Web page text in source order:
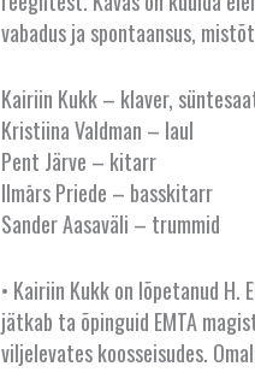
vabadus ja spontaansus,
Kairiin Kukk – klaver,
Kristiina Valdman – laul
Pent Järve – kitarr
Ilmārs Priede – basskitarr
Sander Aasaväli – trummid
• Kairiin Kukk on lõpetanud
jätkab ta õpinguid EMTA
viljelevates koosseisudes.